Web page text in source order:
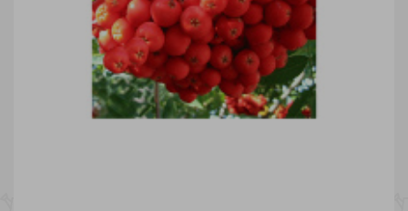
Рябина (15)
Торговая марка